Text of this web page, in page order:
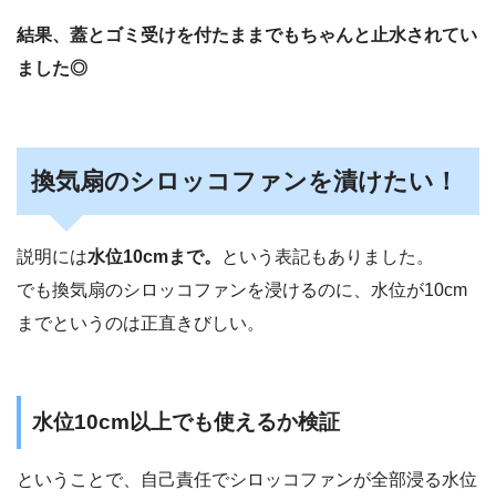
結果、蓋とゴミ受けを付たままでもちゃんと止水されてい
ました◎
換気扇のシロッコファンを漬けたい！
説明には水位10cmまで。
という表記もありました。
でも換気扇のシロッコファンを浸けるのに、水位が10cm
までというのは正直きびしい。
水位10cm以上でも使えるか検証
ということで、自己責任でシロッコファンが全部浸る水位